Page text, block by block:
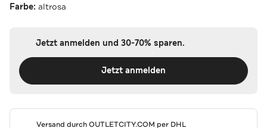
Farbe: altrosa
Jetzt anmelden und 30-70% sparen.
Jetzt anmelden
Versand durchOUTLETCITY.COM per DHL